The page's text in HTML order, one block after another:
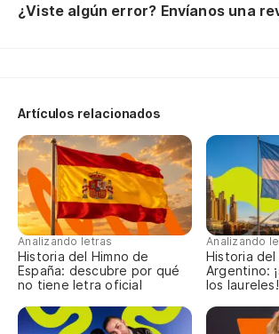
¿Viste algún error? Envíanos una
Artículos relacionados
Analizando letras
Historia del Himno de
España: descubre por qué
no tiene letra oficial
Analizando
Historia del
Argentino:
los laureles!